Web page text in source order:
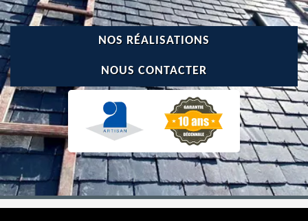
NOS RÉALISATIONS
NOUS CONTACTER